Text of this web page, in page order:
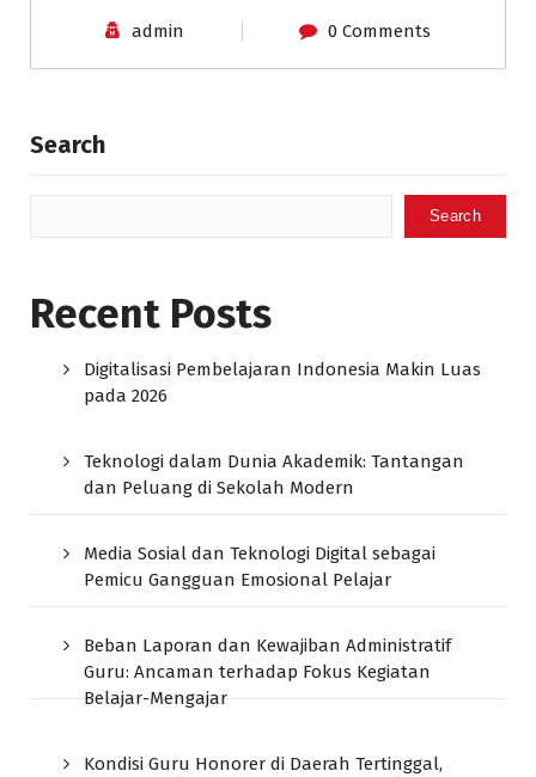
admin 0 Comments
Search
Search
Recent Posts
Digitalisasi Pembelajaran Indonesia Makin Luas
pada 2026
Teknologi dalam Dunia Akademik: Tantangan
dan Peluang di Sekolah Modern
Media Sosial dan Teknologi Digital sebagai
Pemicu Gangguan Emosional Pelajar
Beban Laporan dan Kewajiban Administratif
Guru: Ancaman terhadap Fokus Kegiatan
Belajar-Mengajar
Kondisi Guru Honorer di Daerah Tertinggal,